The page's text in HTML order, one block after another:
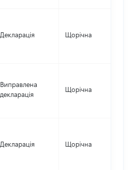
Декларація Щорічна
Виправлена
декларація
Щорічна
Декларація Щорічна